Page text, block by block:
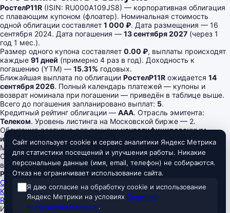
РостелP11R (ISIN: RU000A109JS8) — корпоративная облигация
с плавающим купоном (флоатер). Номинальная стоимость
одной облигации составляет 1 000 ₽. Дата размещения — 16
сентября 2024. Дата погашения — 13 сентября 2027 (через 1
год 1 мес.).
Размер одного купона составляет 0.00 ₽, выплаты происходят
каждые 91 дней (примерно 4 раз в год). Доходность к
погашению (YTM) — 15.31% годовых.
Ближайшая выплата по облигации РостелP11R ожидается 14
сентября 2026. Полный календарь платежей — купоны и
возврат номинала при погашении — приведён в таблице выше.
Всего до погашения запланировано выплат: 5.
Кредитный рейтинг облигации — AAA. Отрасль эмитента:
Телеком. Уровень листинга на Московской бирже — 2.
Облигация доступна для покупкинеквалифицированным
инвесторам в Т-Банке.
Megabonds
Скринер российских облигаций — ОФЗ и корпоративные
выпуски, актуальные доходности, цены, рейтинги и оферты.
Разделы
Скринер облигаций
Ключевая ставка ЦБ
RUONIA
Информация на сайте не является индивидуальной
Сайт использует cookie и сервис аналитики Яндекс Метрика
для статистики посещений и улучшения работы. Никакие
персональные данные (имя, email, телефон) не собираются.
Отказ не ограничивает использование сайта.
Я даю согласие на обработку cookie и использование
Яндекс Метрики на условиях Политики
конфиденциальности.